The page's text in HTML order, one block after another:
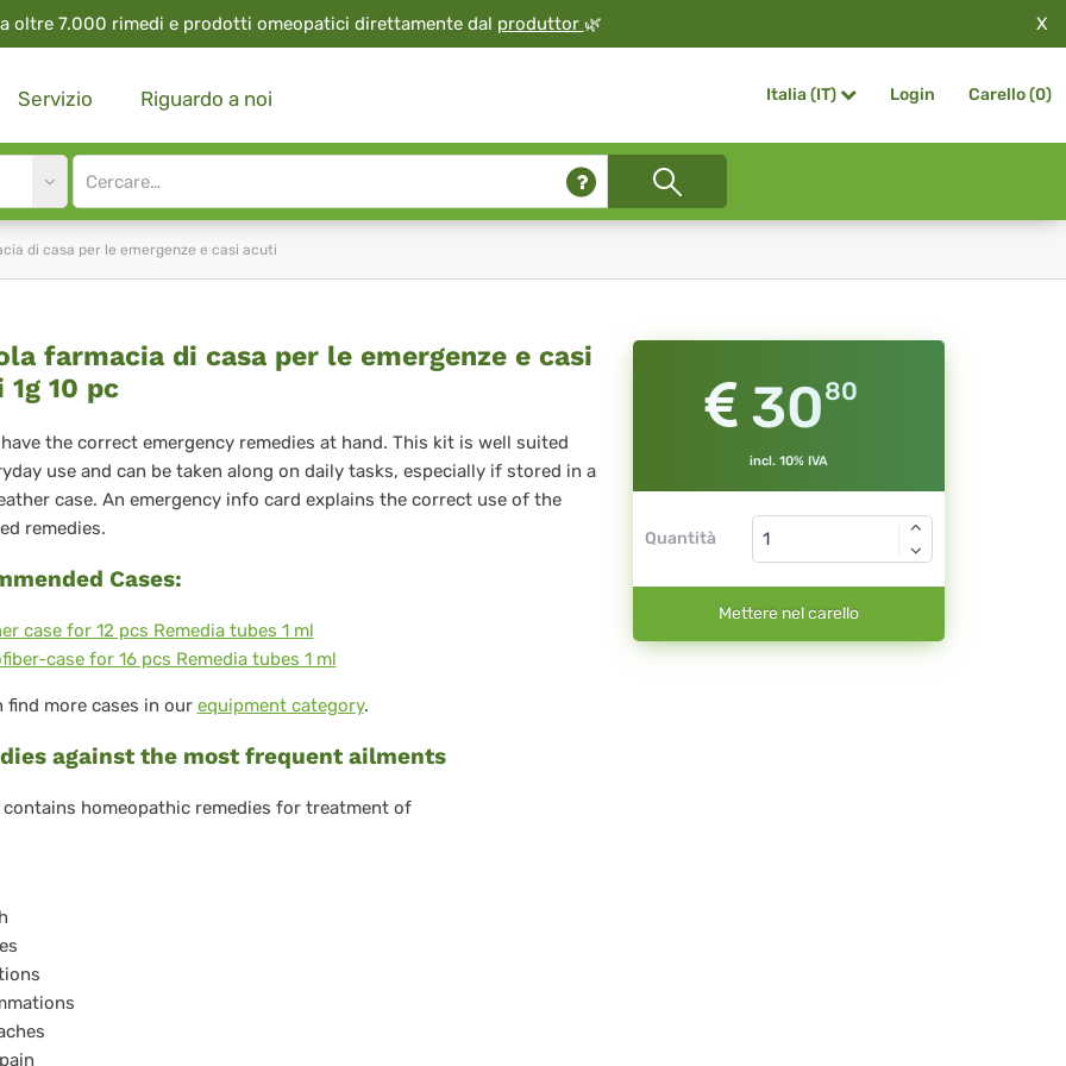
oltre 7.000 rimedi e prodotti omeopatici direttamente dal produttor 🌿 X
Servizio Riguardo a noi Italia (IT) Login Carello (0)
Site
search
di casa per le emergenze e casi acuti
farmacia di casa per le emergenze e casi
10 pc
the correct emergency remedies at hand. This kit is well suited
use and can be taken along on daily tasks, especially if stored in a
case. An emergency info card explains the correct use of the
remedies.
Cases:
case for 12 pcs Remedia tubes 1 ml
case for 16 pcs Remedia tubes 1 ml
find more cases in our equipment category.
against the most frequent ailments
homeopathic remedies for treatment of
3080
incl. 10% IVA
Quantità
Mettere nel carello